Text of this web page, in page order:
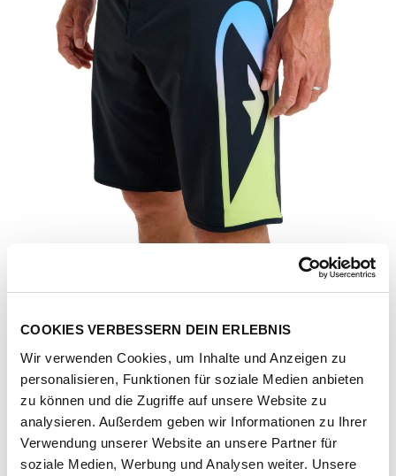
COOKIES VERBESSERN DEIN ERLEBNIS
Wir verwenden Cookies, um Inhalte und Anzeigen zu
personalisieren, Funktionen für soziale Medien anbieten
zu können und die Zugriffe auf unsere Website zu
analysieren. Außerdem geben wir Informationen zu Ihrer
Verwendung unserer Website an unsere Partner für
soziale Medien, Werbung und Analysen weiter. Unsere
Artikel-Nr.EQYBS04893-black-holmes-2
Farbe black holmes 2